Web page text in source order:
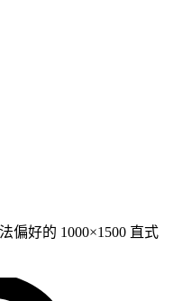
偏好的 1000×1500 直式